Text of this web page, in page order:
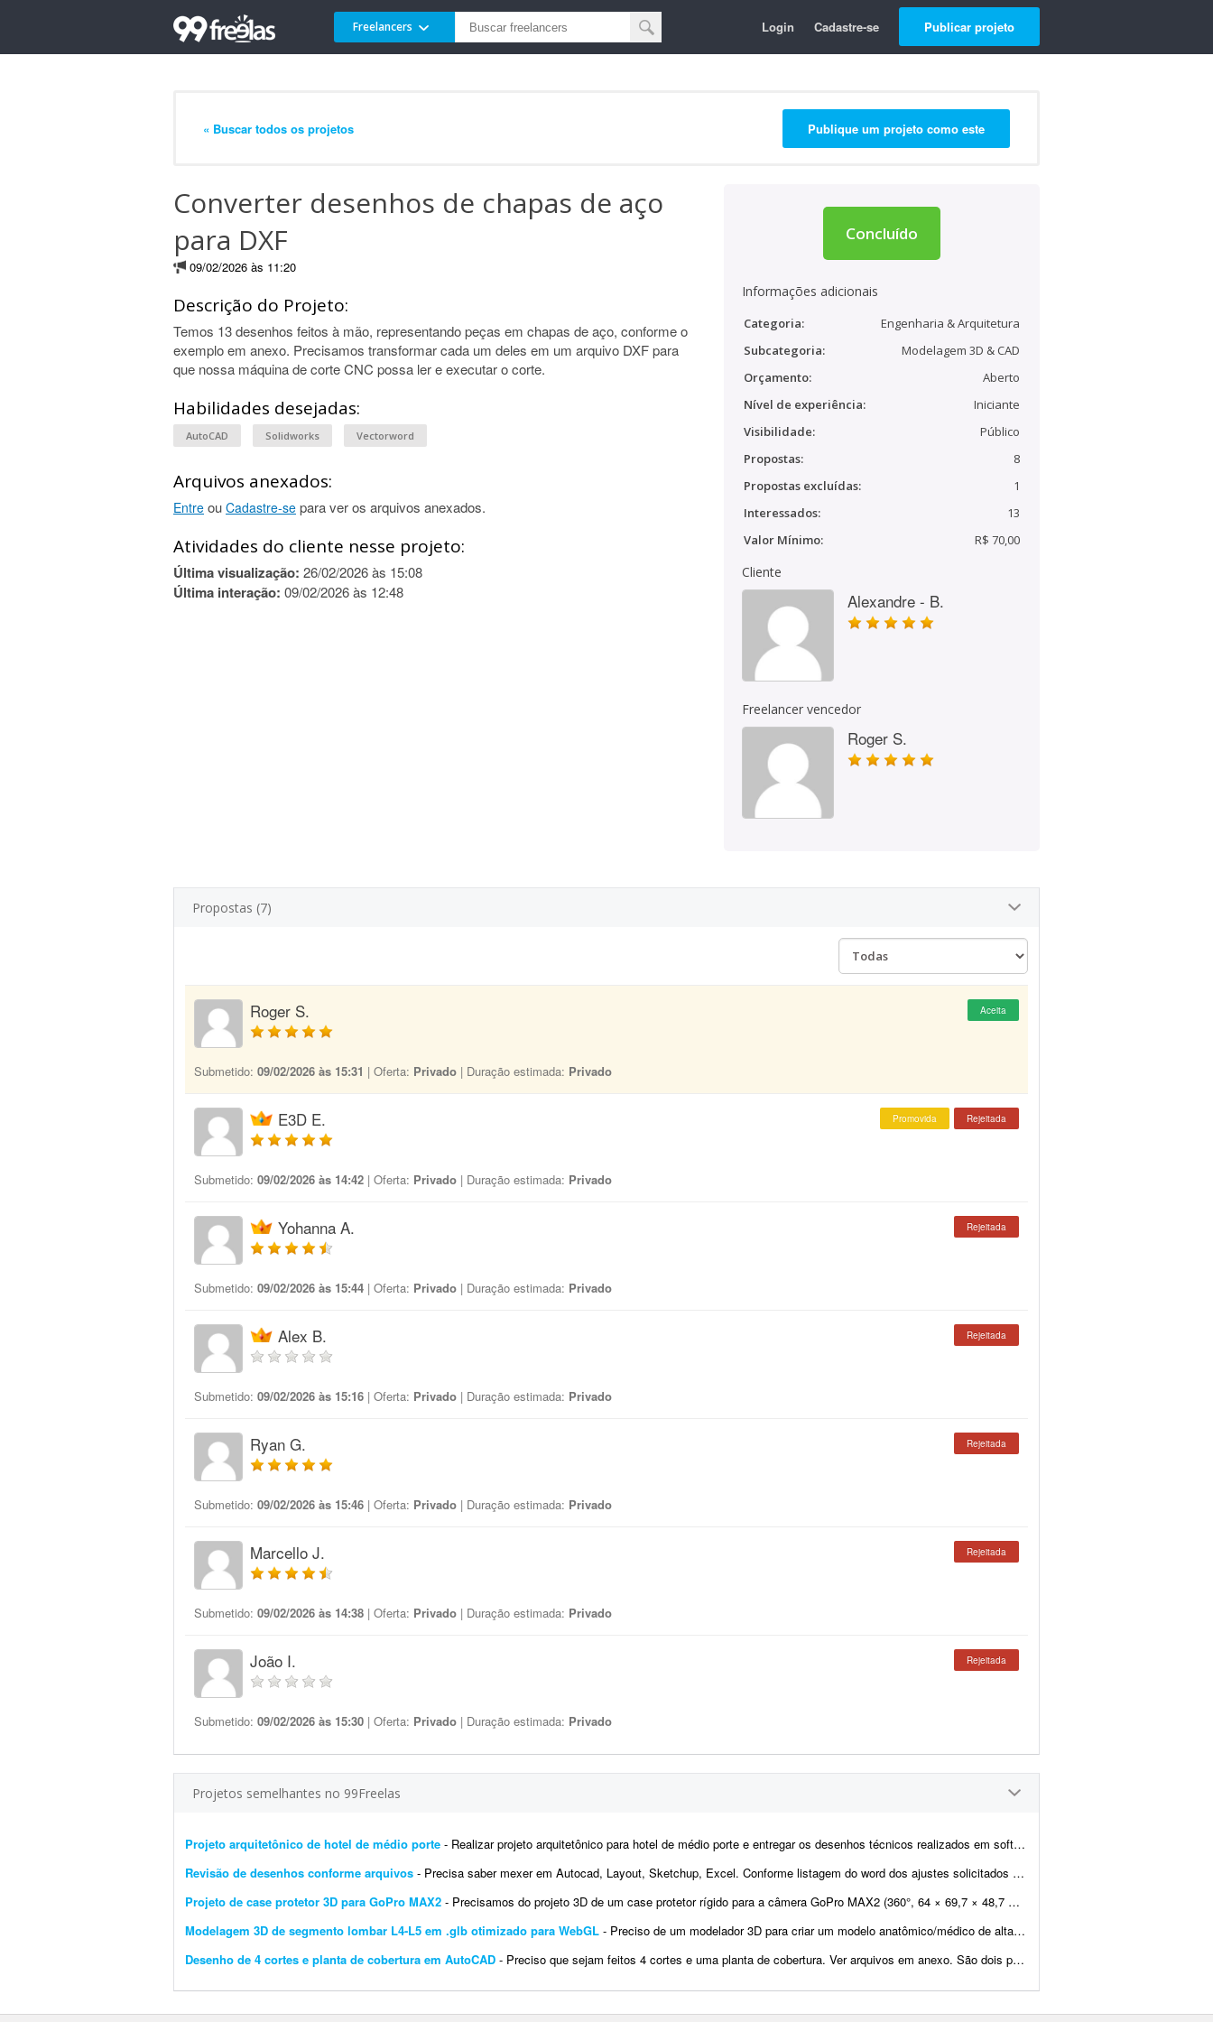
Freelancers Login Cadastre-se Publicar projeto
« Buscar todos os projetos Publique um projeto como este
Converter desenhos de chapas de aço
para DXF
09/02/2026 às 11:20
Descrição do Projeto:
Temos 13 desenhos feitos à mão, representando peças em chapas de aço, conforme o
exemplo em anexo. Precisamos transformar cada um deles em um arquivo DXF para
que nossa máquina de corte CNC possa ler e executar o corte.
Habilidades desejadas:
AutoCAD Solidworks Vectorword
Arquivos anexados:
Entre ou Cadastre-se para ver os arquivos anexados.
Atividades do cliente nesse projeto:
Última visualização: 26/02/2026 às 15:08
Última interação: 09/02/2026 às 12:48
Concluído
Informações adicionais
Categoria:
Engenharia & Arquitetura
Subcategoria:
Modelagem 3D & CAD
Orçamento:
Aberto
Nível de experiência:
Iniciante
Visibilidade:
Público
Propostas:
8
Propostas excluídas:
1
Interessados:
13
Valor Mínimo:
R$ 70,00
Cliente
Alexandre - B.
Freelancer vencedor
Roger S.
Propostas (7)
Roger S. Aceita
Submetido: 09/02/2026 às 15:31 | Oferta: Privado | Duração estimada: Privado
E3D E. Promovida Rejeitada
Submetido: 09/02/2026 às 14:42 | Oferta: Privado | Duração estimada: Privado
Yohanna A. Rejeitada
Submetido: 09/02/2026 às 15:44 | Oferta: Privado | Duração estimada: Privado
Alex B. Rejeitada
Submetido: 09/02/2026 às 15:16 | Oferta: Privado | Duração estimada: Privado
Ryan G. Rejeitada
Submetido: 09/02/2026 às 15:46 | Oferta: Privado | Duração estimada: Privado
Marcello J. Rejeitada
Submetido: 09/02/2026 às 14:38 | Oferta: Privado | Duração estimada: Privado
João I. Rejeitada
Submetido: 09/02/2026 às 15:30 | Oferta: Privado | Duração estimada: Privado
Projetos semelhantes no 99Freelas
Projeto arquitetônico de hotel de médio porte - Realizar projeto arquitetônico para hotel de médio porte e entregar os desenhos técnicos realizados em softwares de modelagem CAD/BIM. Você deverá entregar: * Rel...
Revisão de desenhos conforme arquivos - Precisa saber mexer em Autocad, Layout, Sketchup, Excel. Conforme listagem do word dos ajustes solicitados edas fotos dos ajustes feito a mão para passar para cad, layout e excel.
Projeto de case protetor 3D para GoPro MAX2 - Precisamos do projeto 3D de um case protetor rígido para a câmera GoPro MAX2 (360°, 64 × 69,7 × 48,7 mm). O que o case precisa ter: - Envolver todo o corpo da câ...
Modelagem 3D de segmento lombar L4-L5 em .glb otimizado para WebGL - Preciso de um modelador 3D para criar um modelo anatômico/médico de alta fidelidade do segmento vertebral lombar L4-L5, focado no disco intervertebral, raízes nervosas e na pato...
Desenho de 4 cortes e planta de cobertura em AutoCAD - Preciso que sejam feitos 4 cortes e uma planta de cobertura. Ver arquivos em anexo. São dois pavimentos de um anexo; seguem as plantas de layout e as especificações. Necess&a...